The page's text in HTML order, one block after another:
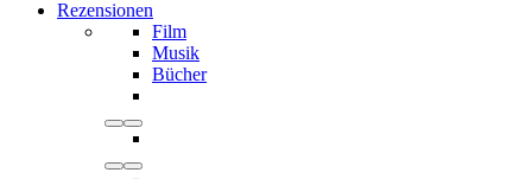
Rezensionen
Film
Musik
Bücher